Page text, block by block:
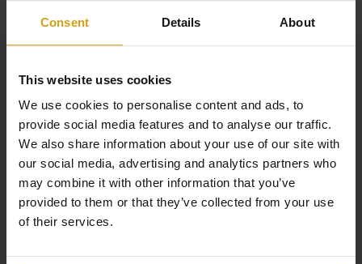
Consent Details About
This website uses cookies
We use cookies to personalise content and ads, to
provide social media features and to analyse our traffic.
We also share information about your use of our site with
our social media, advertising and analytics partners who
may combine it with other information that you’ve
provided to them or that they’ve collected from your use
of their services.